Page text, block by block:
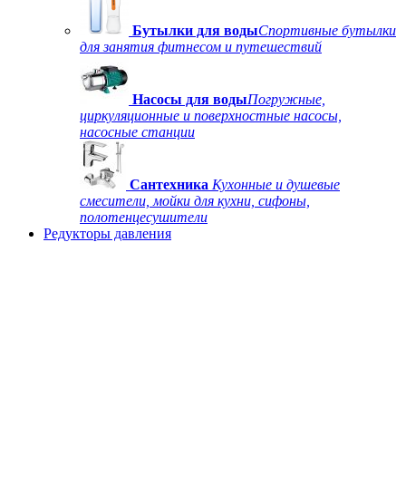
Бутылки для водыСпортивные бутылки
для занятия фитнесом и путешествий
Насосы для водыПогружные,
циркуляционные и поверхностные насосы,
насосные станции
Сантехника Кухонные и душевые
смесители, мойки для кухни, сифоны,
полотенцесушители
Редукторы давления